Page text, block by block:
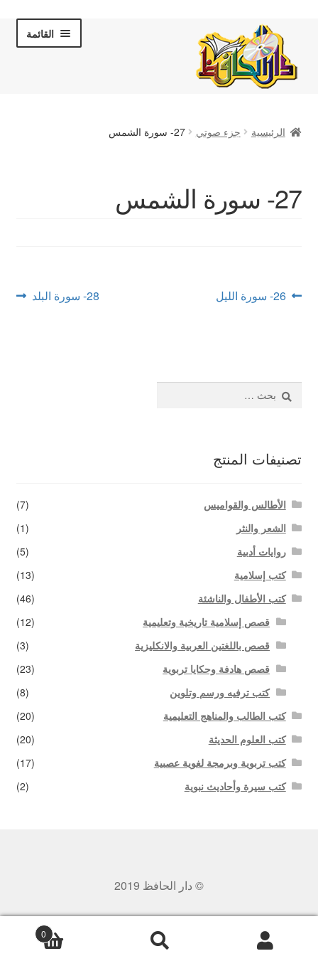
navigation
content
القائمة
المكتبة المرئية
فروعنا
الرئيسية جزء صوتي 27- سورة الشمس
27- سورة الشمس
تصفّح
Previous
26- سورة الليل
Next
28- سورة البلد
عن:
تصنيفات المنتج
الأطالس والقواميس
(7)
الشعر والنثر
(1)
روايات أدبية
(5)
كتب إسلامية
(13)
كتب الأطفال والناشئة
(46)
قصص إسلامية تاريخية وتعليمية
(12)
قصص باللغتين العربية والانكليزية
(3)
قصص هادفة وحكايا تربوية
(23)
كتب ترفيه ورسم وتلوين
(8)
كتب الطالب والمناهج التعليمية
(20)
كتب العلوم الحديثة
(20)
كتب تربوية وبرمجة لغوية عصبية
(17)
كتب سيرة وأحاديث نبوية
(2)
© دار الحافظ 2019
0